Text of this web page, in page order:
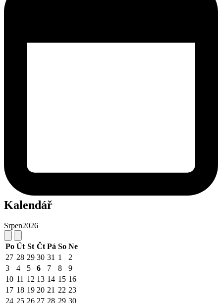
Kalendář
Srpen2026
Po Út St Čt Pá So Ne
27 28 29 30 31 1
2
3
4 5 6 7 8
9
10 11 12 13 14 15 16
17 18 19 20 21 22 23
24 25 26 27 28 29 30